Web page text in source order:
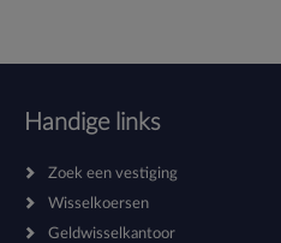
Handige links
Zoek een vestiging
Wisselkoersen
Geldwisselkantoor